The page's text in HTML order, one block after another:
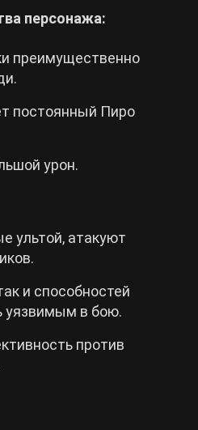
персонажа:
преимущественно
постоянный Пиро
урон.
ультой, атакуют
и способностей
уязвимым в бою.
против